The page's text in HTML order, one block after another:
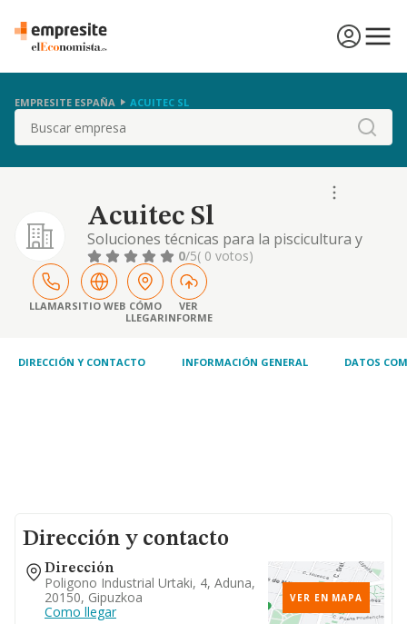
EMPRESITE ESPAÑA ACUITEC SL
Buscar
Acuitec Sl
Soluciones técnicas para la piscicultura y
acuicultura.
0/5( 0 votos)
LLAMARSITIO WEB CÓMO
LLEGAR
VER
INFORME
DIRECCIÓN Y CONTACTO INFORMACIÓN GENERAL DATOS
Dirección y contacto
Dirección
Poligono Industrial Urtaki, 4, Aduna,
20150, Gipuzkoa
Como llegar
VER EN MAPA